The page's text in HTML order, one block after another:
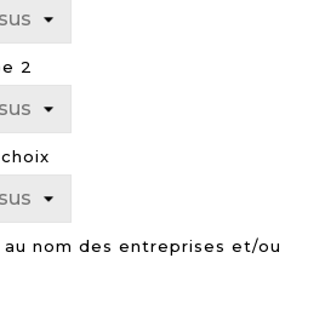
2
au nom des entreprises et/ou